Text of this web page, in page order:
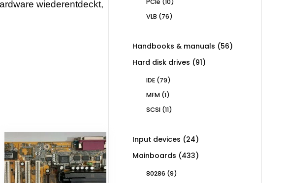
wiederentdeckt,
PCIe 10
VLB 7676
Handbooks & manuals 5656
Hard disk drives 9191
IDE 7979
MFM 11
SCSI 1111
Input devices 2424
products
Mainboards 433433
80286 99